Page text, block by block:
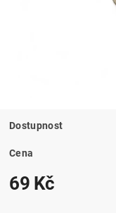
Dostupnost
Cena
69 Kč